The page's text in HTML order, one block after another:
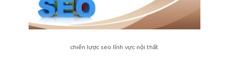
chiến lược seo lĩnh vực nội thất